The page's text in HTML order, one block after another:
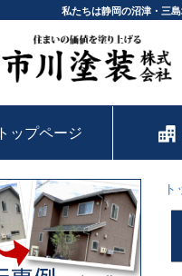
私たちは静岡の沼津・三
トップページ